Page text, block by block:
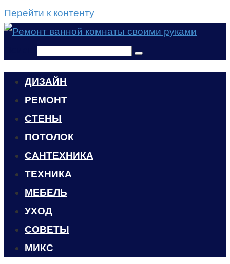
Перейти к контенту
ДИЗАЙН
РЕМОНТ
СТЕНЫ
ПОТОЛОК
САНТЕХНИКА
ТЕХНИКА
МЕБЕЛЬ
УХОД
CОВЕТЫ
МИКС